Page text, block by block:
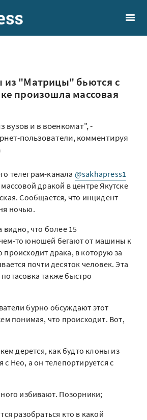
из "Матрицы" бьются с
произошла массовая
вузов и в военкомат", -
пользователи, комментируя
телеграм-канала @sakhapress1
дракой в центре Якутске
Сообщается, что инцидент
ночью.
видно, что более 15
то юношей бегают от машины к
драка, в которую за
почти десяток человек. Эта
также быстро
бурно обсуждают этот
понимая, что происходит. Вот,
дерется, как будто клоны из
Нео, а он телепортируется с
избивают. Позорники;
разобраться кто в какой